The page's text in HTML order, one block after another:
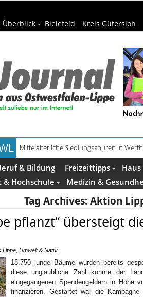
Überblick Bielefeld Kreis Gütersloh
Mittelalterliche Siedlungsspuren in
Mühlenquilter auf dem Museumshof
& Bildung Freizeittipps
& Hochschule
Medizin &
Tag Archives:Aktion
pflanzt“ übersteigt
Lippe Umwelt & Natur
18.750 junge Bäume wurden bereits
diese unglaubliche Zahl konnte der
eingegangenen Spendengeldern in Höhe
finanzieren. Gestartet war die